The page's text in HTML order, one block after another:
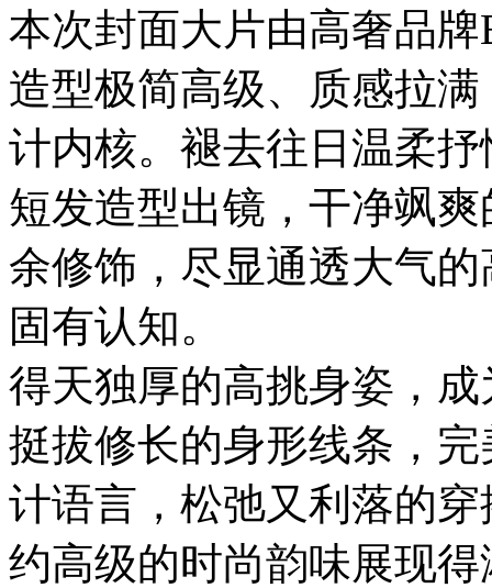
本次封面大片由高奢品
造型极简高级、质感拉
计内核。褪去往日温柔
短发造型出镜，干净飒
余修饰，尽显通透大气
固有认知。
得天独厚的高挑身姿，
挺拔修长的身形线条，
计语言，松弛又利落的
约高级的时尚韵味展现